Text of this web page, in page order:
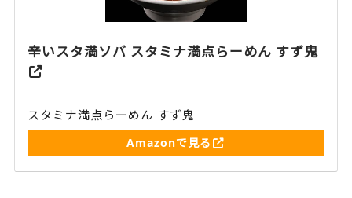
辛いスタ満ソバ スタミナ満点らーめん すず鬼
スタミナ満点らーめん すず鬼
Amazonで見る